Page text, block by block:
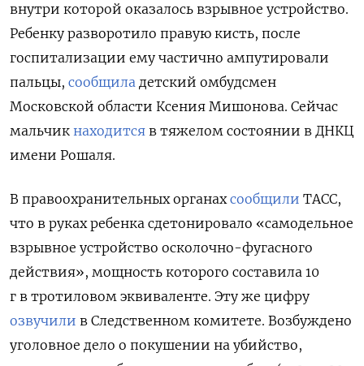
внутри которой оказалось взрывное устройство.
Ребенку разворотило правую кисть, после
госпитализации ему частично ампутировали
пальцы, сообщила детский омбудсмен
Московской области Ксения Мишонова. Сейчас
мальчик находится в тяжелом состоянии в ДНКЦ
имени Рошаля.
В правоохранительных органахсообщили ТАСС,
что в руках ребенка сдетонировало «самодельное
взрывное устройство осколочно-фугасного
действия», мощность которого составила 10
г в тротиловом эквиваленте. Эту же цифру
озвучили в Следственном комитете. Возбуждено
уголовное дело о покушении на убийство,